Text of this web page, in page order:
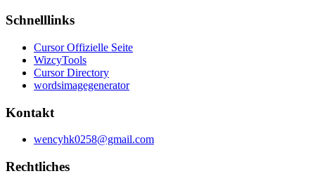
Schnelllinks
Cursor Offizielle Seite
WizcyTools
Cursor Directory
wordsimagegenerator
Kontakt
wencyhk0258@gmail.com
Rechtliches